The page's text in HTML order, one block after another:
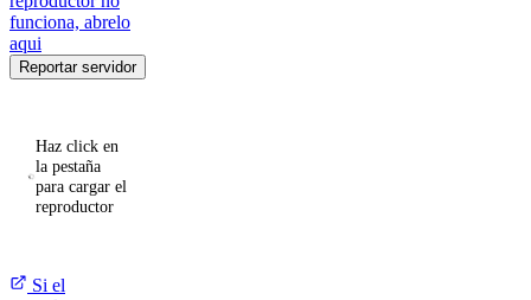
funciona, abrelo
aqui
Reportar servidor
Haz click en
la pestaña
para cargar el
reproductor
Si el